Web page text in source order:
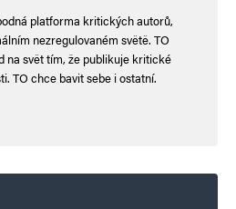
platforma kritických autorů,
nezregulovaném světě. TO
na svět tím, že publikuje kritické
TO chce bavit sebe i ostatní.